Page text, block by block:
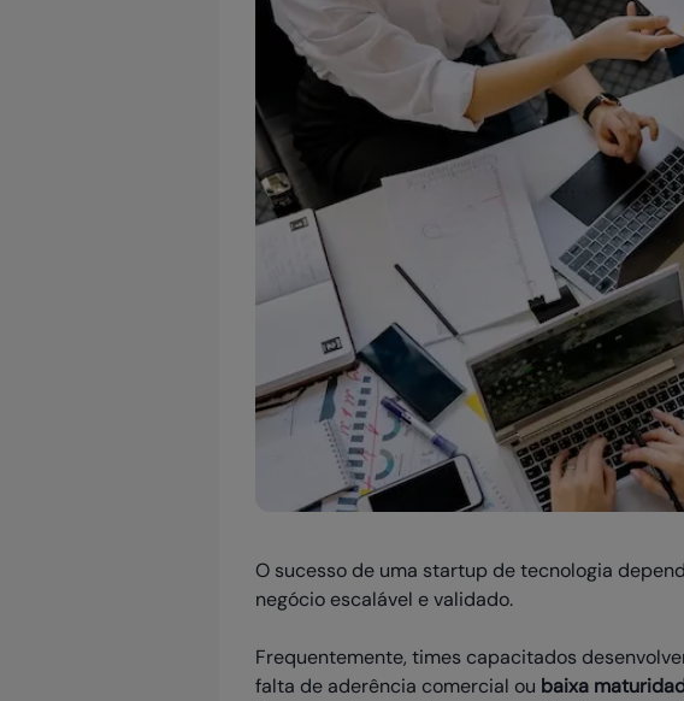
O sucesso de uma startup de tecnologia
negócio escalável e validado.
Frequentemente, times capacitados
falta de aderência comercial ou baixa